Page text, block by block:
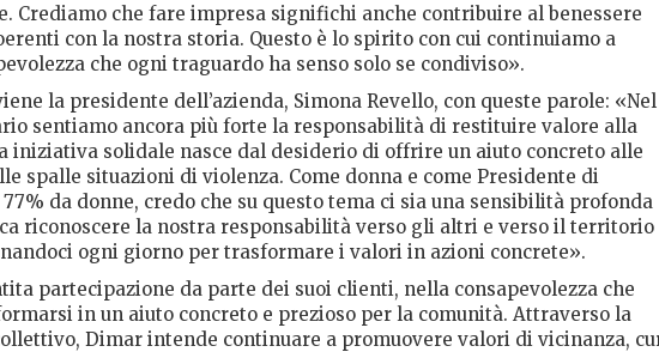
Crediamo che fare impresa significhi anche contribuire al benessere
con la nostra storia. Questo è lo spirito con cui continuiamo a
che ogni traguardo ha senso solo se condiviso».
la presidente dell’azienda, Simona Revello, con queste parole: «Nel
sentiamo ancora più forte la responsabilità di restituire valore alla
iniziativa solidale nasce dal desiderio di offrire un aiuto concreto alle
spalle situazioni di violenza. Come donna e come Presidente di
da donne, credo che su questo tema ci sia una sensibilità profonda
riconoscere la nostra responsabilità verso gli altri e verso il territorio
ogni giorno per trasformare i valori in azioni concrete».
partecipazione da parte dei suoi clienti, nella consapevolezza che
in un aiuto concreto e prezioso per la comunità. Attraverso la
Dimar intende continuare a promuovere valori di vicinanza,